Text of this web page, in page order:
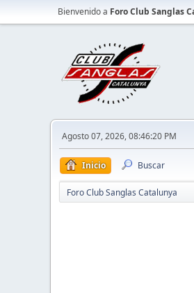
Bienvenido a Foro Club Sanglas
Agosto 07, 2026, 08:46:20 PM
Inicio Buscar
Foro Club Sanglas Catalunya